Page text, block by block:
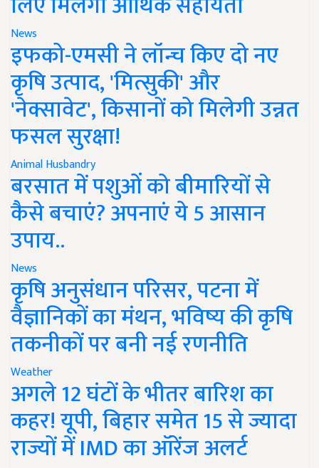
News
इफको-एमसी ने लॉन्च किए दो नए
कृषि उत्पाद, 'मित्सुकी' और
'नेक्सावेट', किसानों को मिलेगी उन्नत
फसल सुरक्षा!
Animal Husbandry
बरसात में पशुओं को बीमारियों से
कैसे बचाएं? अपनाएं ये 5 आसान
उपाय..
News
कृषि अनुसंधान परिसर, पटना में
वैज्ञानिकों का मंथन, भविष्य की कृषि
तकनीकों पर बनी नई रणनीति
Weather
अगले 12 घंटों के भीतर बारिश का
कहर! यूपी, बिहार समेत 15 से ज्यादा
राज्यों में IMD का ऑरेंज अलर्ट